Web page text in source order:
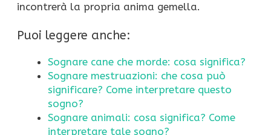
incontrerà la propria anima gemella.
Puoi leggere anche:
Sognare cane che morde: cosa significa?
Sognare mestruazioni: che cosa può
significare? Come interpretare questo
sogno?
Sognare animali: cosa significa? Come
interpretare tale sogno?